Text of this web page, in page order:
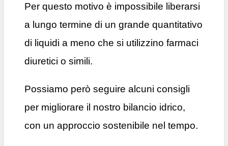
Per questo motivo è impossibile liberarsi
a lungo termine di un grande quantitativo
di liquidi a meno che si utilizzino farmaci
diuretici o simili.
Possiamo però seguire alcuni consigli
per migliorare il nostro bilancio idrico,
con un approccio sostenibile nel tempo.